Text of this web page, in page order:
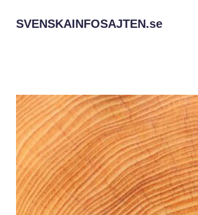
SVENSKAINFOSAJTEN.se